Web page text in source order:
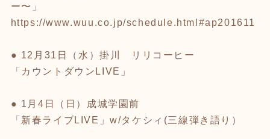
ー〜」
https://www.wuu.co.jp/schedule.html#ap201611
● 12月31日（水）掛川 リリコーヒー
「カウントダウンLIVE」
● 1月4日（日）成城学園前
「新春ライブLIVE」w/タケシィ(三線弾き語り）